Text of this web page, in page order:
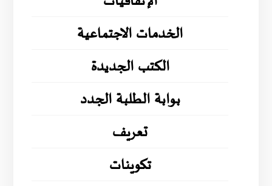
الخدمات الاجتماعية
الكتب الجديدة
بوابة الطلبة الجدد
تعريف
تكوينات